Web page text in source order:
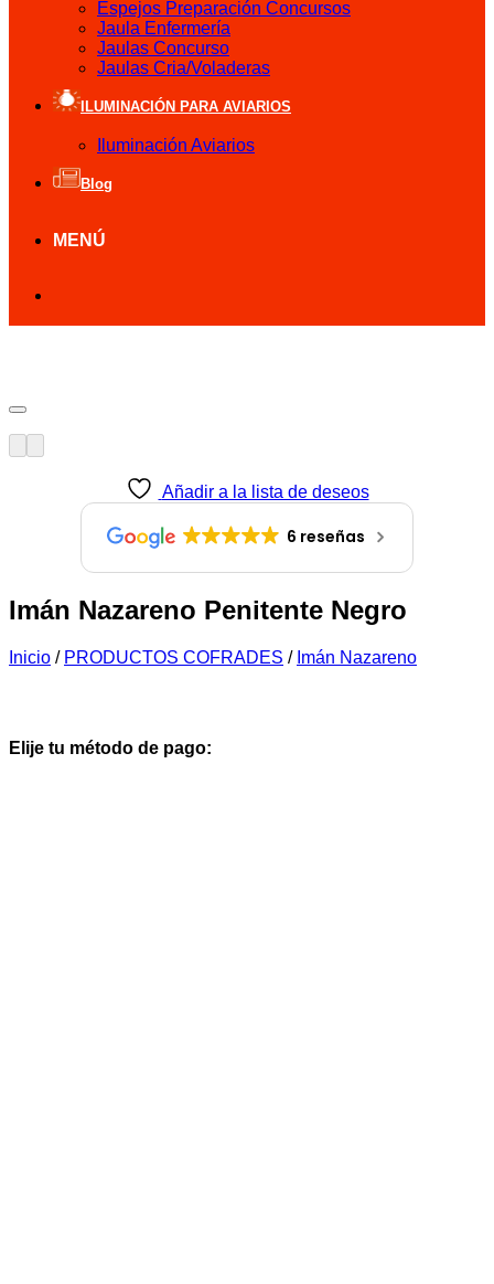
Espejos Preparación Concursos
Jaula Enfermería
Jaulas Concurso
Jaulas Cria/Voladeras
ILUMINACIÓN PARA AVIARIOS
Iluminación Aviarios
Blog
MENÚ
Añadir a la lista de deseos
6 reseñas
Imán Nazareno Penitente Negro
Inicio / PRODUCTOS COFRADES / Imán Nazareno
Elije tu método de pago: